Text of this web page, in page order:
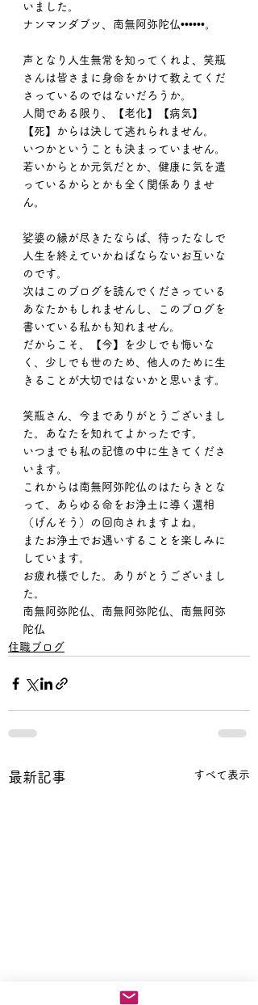
いました。
ナンマンダブツ、南無阿弥陀仏••••••。
声となり人生無常を知ってくれよ、笑瓶
さんは皆さまに身命をかけて教えてくだ
さっているのではないだろうか。
人間である限り、【老化】【病気】
【死】からは決して逃れられません。
いつかということも決まっていません。
若いからとか元気だとか、健康に気を遣
っているからとかも全く関係ありませ
ん。
娑婆の縁が尽きたならば、待ったなしで
人生を終えていかねばならないお互いな
のです。
次はこのブログを読んでくださっている
あなたかもしれませんし、このブログを
書いている私かも知れません。
だからこそ、【今】を少しでも悔いな
く、少しでも世のため、他人のために生
きることが大切ではないかと思います。
笑瓶さん、今までありがとうございまし
た。あなたを知れてよかったです。
いつまでも私の記憶の中に生きてくださ
います。
これからは南無阿弥陀仏のはたらきとな
って、あらゆる命をお浄土に導く還相
（げんそう）の回向されますよね。
またお浄土でお遇いすることを楽しみに
しています。
お疲れ様でした。ありがとうございまし
た。
南無阿弥陀仏、南無阿弥陀仏、南無阿弥
陀仏
住職ブログ
最新記事 すべて表示